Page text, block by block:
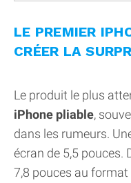
LE PREMIER
CRÉER LA
Le produit le plus
iPhone pliable,
dans les rumeurs.
écran de 5,5 pouces.
7,8 pouces au format